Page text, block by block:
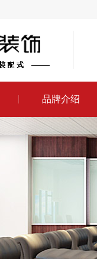
品牌介绍